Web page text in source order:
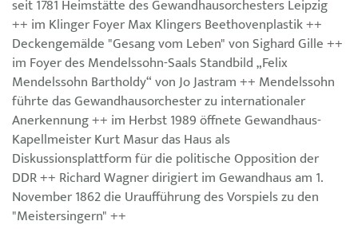
seit 1781 Heimstätte des Gewandhausorchesters Leipzig
++ im Klinger Foyer Max Klingers Beethovenplastik ++
Deckengemälde "Gesang vom Leben" von Sighard Gille ++
im Foyer des Mendelssohn-Saals Standbild „Felix
Mendelssohn Bartholdy“ von Jo Jastram ++ Mendelssohn
führte das Gewandhausorchester zu internationaler
Anerkennung ++ im Herbst 1989 öffnete Gewandhaus-
Kapellmeister Kurt Masur das Haus als
Diskussionsplattform für die politische Opposition der
DDR ++ Richard Wagner dirigiert im Gewandhaus am 1.
November 1862 die Uraufführung des Vorspiels zu den
"Meistersingern" ++